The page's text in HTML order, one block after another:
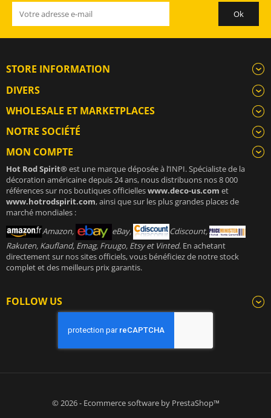
STORE INFORMATION
DIVERS
WHOLESALE ET MARKETPLACES
NOTRE SOCIÉTÉ
MON COMPTE
Hot Rod Spirit®est une marque déposée à l’INPI. Spécialiste de la
décoration américaine depuis 24 ans, nous distribuons nos 8 000
références sur nos boutiques officielleswww.deco-us.com et
www.hotrodspirit.com, ainsi que sur les plus grandes places de
marché mondiales :
Amazon,
eBay,
Cdiscount,
Rakuten, Kaufland, Emag, Fruugo, Etsy et Vinted. En achetant
directement sur nos sites officiels, vous bénéficiez de notre stock
complet et des meilleurs prix garantis.
FOLLOW US
© 2026 - Ecommerce software by PrestaShop™